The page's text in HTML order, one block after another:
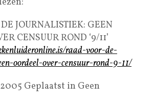
JOURNALISTIEK: GEEN
CENSUUR ROND ‘9/11’
raad-voor-de-
oordeel-over-censuur-rond-9-11/
Geplaatst in Geen